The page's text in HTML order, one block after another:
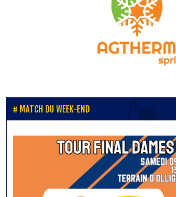
MATCH DU WEEK-END